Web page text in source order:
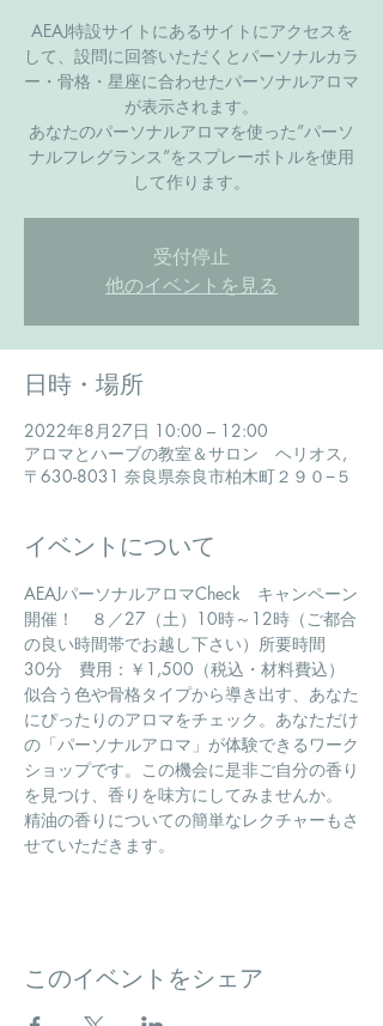
AEAJ特設サイトにあるサイトにアクセスを
して、設問に回答いただくとパーソナルカラ
ー・骨格・星座に合わせたパーソナルアロマ
が表示されます。
あなたのパーソナルアロマを使った”パーソ
ナルフレグランス”をスプレーボトルを使用
して作ります。
受付停止
他のイベントを見る
日時・場所
2022年8月27日 10:00 – 12:00
アロマとハーブの教室＆サロン ヘリオス,
〒630-8031 奈良県奈良市柏木町２９０−５
イベントについて
AEAJパーソナルアロマCheck　キャンペーン
開催！　８／27（土）10時～12時（ご都合
の良い時間帯でお越し下さい）所要時間
30分　費用：￥1,500（税込・材料費込）
似合う色や骨格タイプから導き出す、あなた
にぴったりのアロマをチェック。あなただけ
の「パーソナルアロマ」が体験できるワーク
ショップです。この機会に是非ご自分の香り
を見つけ、香りを味方にしてみませんか。
精油の香りについての簡単なレクチャーもさ
せていただきます。
このイベントをシェア